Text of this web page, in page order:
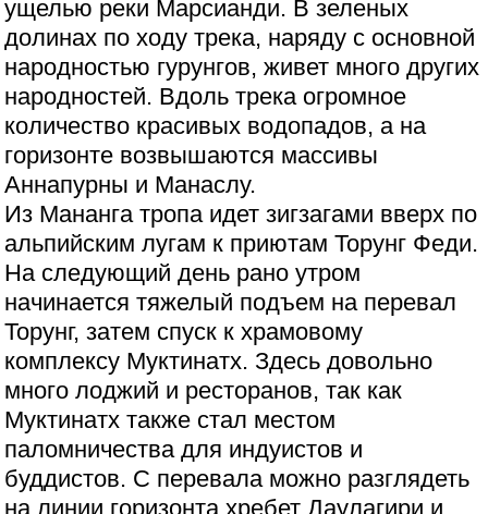
ущелью реки Марсианди. В зеленых
долинах по ходу трека, наряду с основной
народностью гурунгов, живет много других
народностей. Вдоль трека огромное
количество красивых водопадов, а на
горизонте возвышаются массивы
Аннапурны и Манаслу.
Из Мананга тропа идет зигзагами вверх по
альпийским лугам к приютам Торунг Феди.
На следующий день рано утром
начинается тяжелый подъем на перевал
Торунг, затем спуск к храмовому
комплексу Муктинатх. Здесь довольно
много лоджий и ресторанов, так как
Муктинатх также стал местом
паломничества для индуистов и
буддистов. С перевала можно разглядеть
на линии горизонта хребет Даулагири и